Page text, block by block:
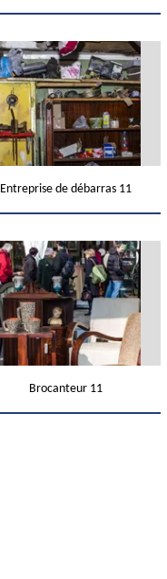
Entreprise de débarras 11
Brocanteur 11